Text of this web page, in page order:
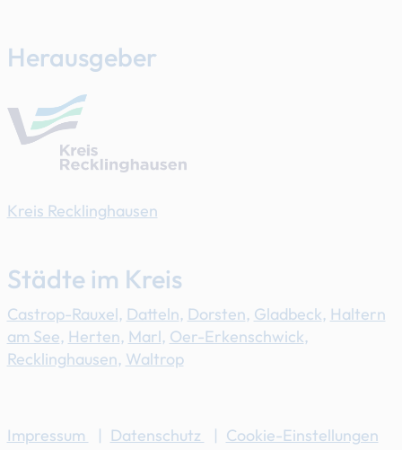
Herausgeber
Kreis Recklinghausen
Städte im Kreis
Castrop-Rauxel, Datteln, Dorsten, Gladbeck, Haltern
am See, Herten, Marl, Oer-Erkenschwick,
Recklinghausen, Waltrop
Impressum | Datenschutz | Cookie-Einstellungen